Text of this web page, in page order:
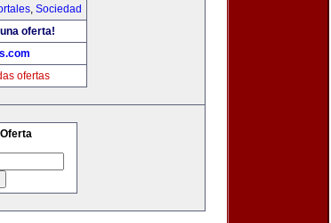
, Sociedad
oferta!
ofertas